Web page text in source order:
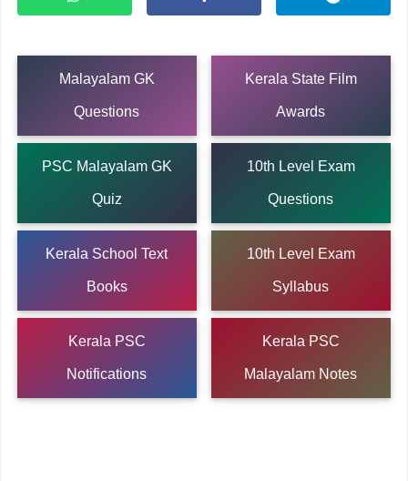
Malayalam GK
Questions
Kerala State Film
Awards
PSC Malayalam GK
Quiz
10th Level Exam
Questions
Kerala School Text
Books
10th Level Exam
Syllabus
Kerala PSC
Notifications
Kerala PSC
Malayalam Notes